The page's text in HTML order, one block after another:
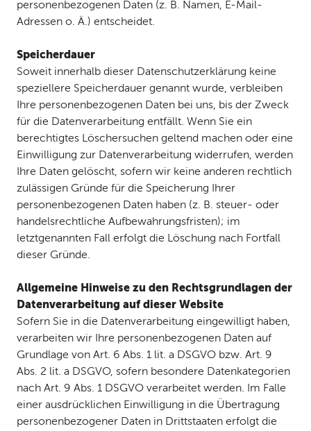
personenbezogenen Daten (z. B. Namen, E-Mail-
Adressen o. Ä.) entscheidet.
Speicherdauer
Soweit innerhalb dieser Datenschutzerklärung keine
speziellere Speicherdauer genannt wurde, verbleiben
Ihre personenbezogenen Daten bei uns, bis der Zweck
für die Datenverarbeitung entfällt. Wenn Sie ein
berechtigtes Löschersuchen geltend machen oder eine
Einwilligung zur Datenverarbeitung widerrufen, werden
Ihre Daten gelöscht, sofern wir keine anderen rechtlich
zulässigen Gründe für die Speicherung Ihrer
personenbezogenen Daten haben (z. B. steuer- oder
handelsrechtliche Aufbewahrungsfristen); im
letztgenannten Fall erfolgt die Löschung nach Fortfall
dieser Gründe.
Allgemeine Hinweise zu den Rechtsgrundlagen der
Datenverarbeitung auf dieser Website
Sofern Sie in die Datenverarbeitung eingewilligt haben,
verarbeiten wir Ihre personenbezogenen Daten auf
Grundlage von Art. 6 Abs. 1 lit. a DSGVO bzw. Art. 9
Abs. 2 lit. a DSGVO, sofern besondere Datenkategorien
nach Art. 9 Abs. 1 DSGVO verarbeitet werden. Im Falle
einer ausdrücklichen Einwilligung in die Übertragung
personenbezogener Daten in Drittstaaten erfolgt die